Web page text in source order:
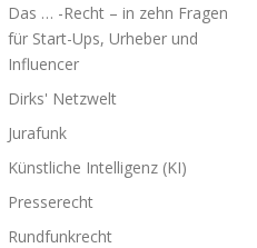
Das … -Recht – in zehn Fragen
für Start-Ups, Urheber und
Influencer
Dirks' Netzwelt
Jurafunk
Künstliche Intelligenz (KI)
Presserecht
Rundfunkrecht